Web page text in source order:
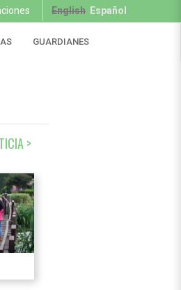
English Español
GUARDIANES
>